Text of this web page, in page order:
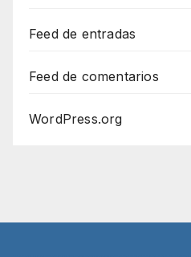
Feed de entradas
Feed de comentarios
WordPress.org